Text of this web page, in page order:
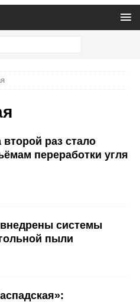
раз стало
переработки угля
системы
пыли